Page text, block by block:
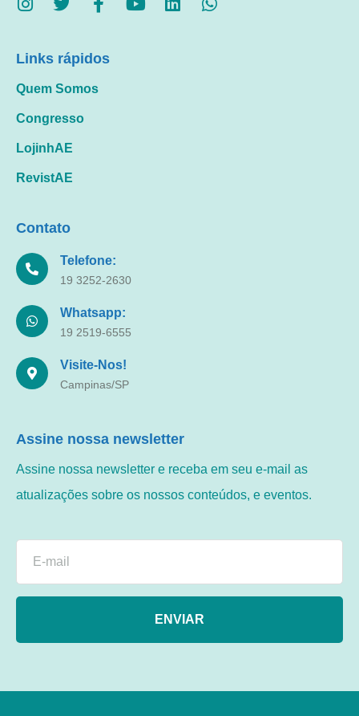
Links rápidos
Quem Somos
Congresso
LojinhAE
RevistAE
Contato
Telefone:
19 3252-2630
Whatsapp:
19 2519-6555
Visite-Nos!
Campinas/SP
Assine nossa newsletter
Assine nossa newsletter e receba em seu e-mail as
atualizações sobre os nossos conteúdos, e eventos.
ENVIAR